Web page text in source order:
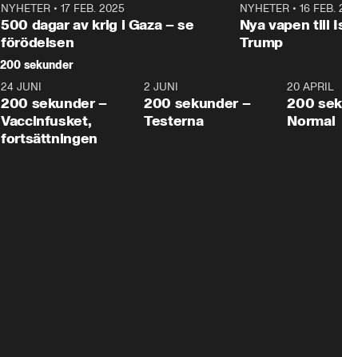
NYHETER • 17 FEB. 2025
500 dagar av krig i Gaza – se
förödelsen
NYHETER• 16 FEB.
Nya vapen till
Trump
200 sekunder
5:00
24 JUNI
200 sekunder –
Vaccinfusket,
fortsättningen
4:23
2 JUNI
200 sekunder –
Testerna
20 APRIL
200
Normal